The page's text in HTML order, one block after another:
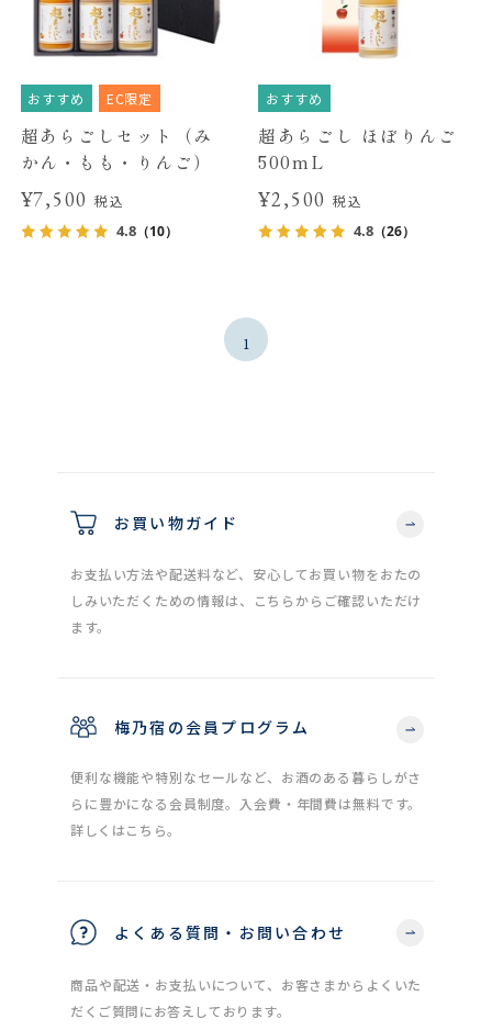
おすすめ EC限定
超あらごしセット（み
かん・もも・りんご）
¥7,500税込
4.8（10）
おすすめ
超あらごし ほぼりんご
500mL
¥2,500 税込
4.8 （26）
1
お買い物ガイド
お支払い方法や配送料など、安心してお買い物をおたの
しみいただくための情報は、こちらからご確認いただけ
ます。
梅乃宿の会員プログラム
便利な機能や特別なセールなど、お酒のある暮らしがさ
らに豊かになる会員制度。入会費・年間費は無料です。
詳しくはこちら。
よくある質問・お問い合わせ
商品や配送・お支払いについて、お客さまからよくいた
だくご質問にお答えしております。